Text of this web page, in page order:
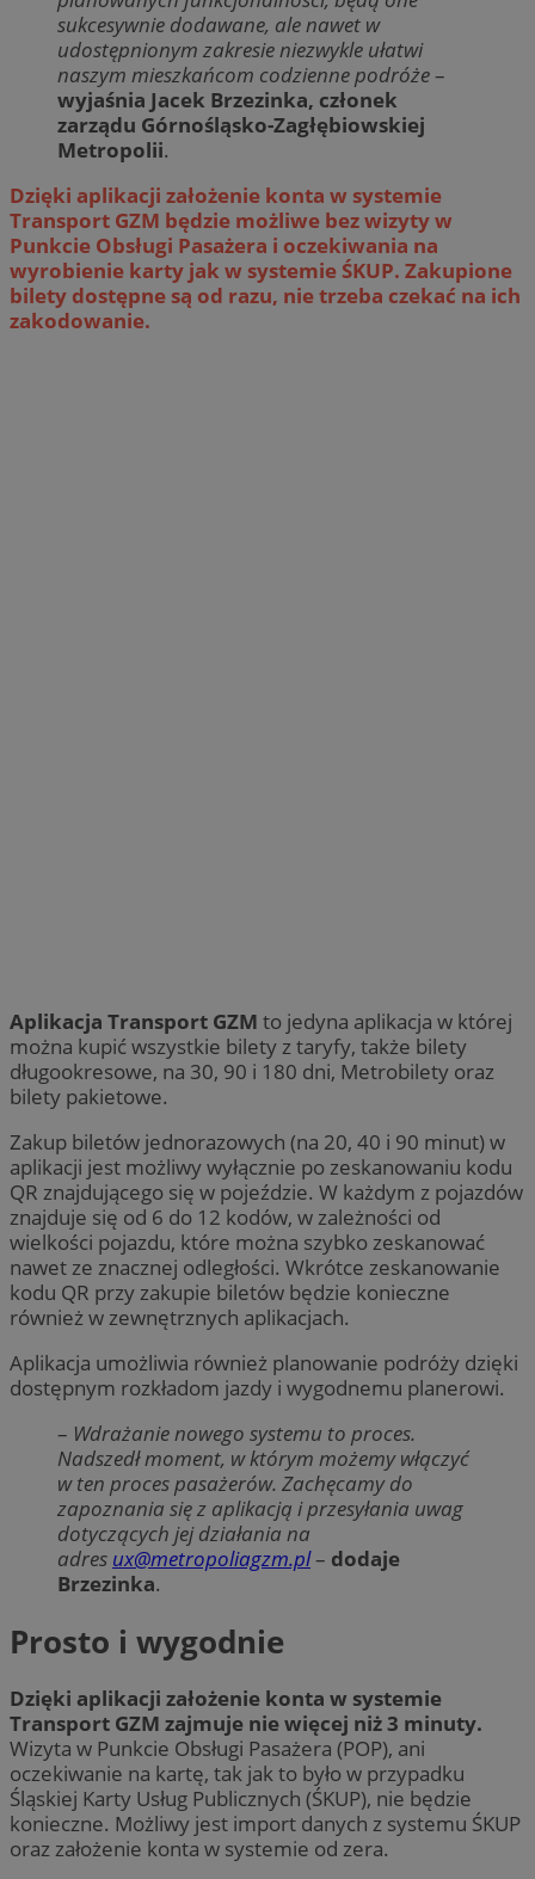
sukcesywnie dodawane, ale nawet w
udostępnionym zakresie niezwykle ułatwi
naszym mieszkańcom codzienne podróże–
wyjaśnia Jacek Brzezinka, członek
zarządu Górnośląsko-Zagłębiowskiej
Metropolii.
Dzięki aplikacji założenie konta w systemie
Transport GZM będzie możliwe bez wizyty w
Punkcie Obsługi Pasażera i oczekiwania na
wyrobienie karty jak w systemie ŚKUP. Zakupione
bilety dostępne są od razu, nie trzeba czekać na ich
zakodowanie.
Aplikacja Transport GZM to jedyna aplikacja w której
można kupić wszystkie bilety z taryfy, także bilety
długookresowe, na 30, 90 i 180 dni, Metrobilety oraz
bilety pakietowe.
Zakup biletów jednorazowych (na 20, 40 i 90 minut) w
aplikacji jest możliwy wyłącznie po zeskanowaniu kodu
QR znajdującego się w pojeździe. W każdym z pojazdów
znajduje się od 6 do 12 kodów, w zależności od
wielkości pojazdu, które można szybko zeskanować
nawet ze znacznej odległości. Wkrótce zeskanowanie
kodu QR przy zakupie biletów będzie konieczne
również w zewnętrznych aplikacjach.
Aplikacja umożliwia również planowanie podróży dzięki
dostępnym rozkładom jazdy i wygodnemu planerowi.
– Wdrażanie nowego systemu to proces.
Nadszedł moment, w którym możemy włączyć
w ten proces pasażerów. Zachęcamy do
zapoznania się z aplikacją i przesyłania uwag
dotyczących jej działania na
adres ux@metropoliagzm.pl– dodaje
Brzezinka.
Prosto i wygodnie
Dzięki aplikacji założenie konta w systemie
Transport GZM zajmuje nie więcej niż 3 minuty.
Wizyta w Punkcie Obsługi Pasażera (POP), ani
oczekiwanie na kartę, tak jak to było w przypadku
Śląskiej Karty Usług Publicznych (ŚKUP), nie będzie
konieczne. Możliwy jest import danych z systemu ŚKUP
oraz założenie konta w systemie od zera.